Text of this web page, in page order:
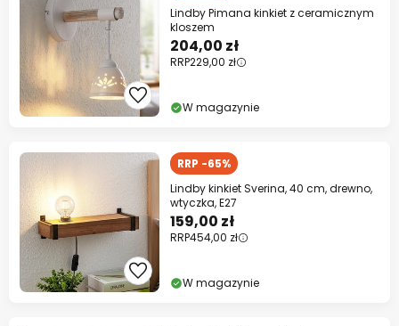
Lindby Pimana kinkiet z ceramicznym
kloszem
204,00 zł
RRP229,00 zł
W magazynie
RRP -65%
Lindby kinkiet Sverina, 40 cm, drewno,
wtyczka, E27
159,00 zł
RRP454,00 zł
W magazynie